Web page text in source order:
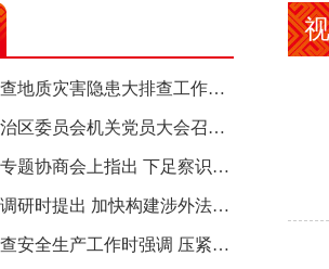
孙大伟到南宁督导检查地质灾害隐患大排查工作时强调 筑牢地质灾害安全防线 全力保障人民群众生命财产安全
中共政协广西壮族自治区委员会机关党员大会召开 选举产生新一届机关党委、机关纪委
孙大伟在自治区政协专题协商会上指出 下足察识谋督之功 恪尽服务大局之责 助推有色金属、关键金属产业高质量发展
巫家世在南宁、北海调研时提出 加快构建涉外法律供给集群 护航向海经济高质量发展
孙大伟到南宁督导检查安全生产工作时强调 压紧压实责任 狠抓隐患整治 坚决筑牢安全生产防线